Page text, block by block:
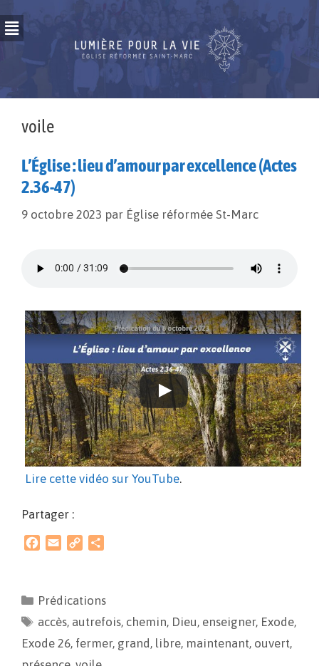
voile
L’Église : lieu d’amour par excellence (Actes
2.36-47)
9 octobre 2023 par Église réformée St-Marc
Lire cette vidéo sur YouTube.
Partager :
b
o
o
l
L
i
a
g
Prédications
accès, autrefois, chemin, Dieu, enseigner, Exode,
Exode 26, fermer, grand , libre, maintenant, ouvert,